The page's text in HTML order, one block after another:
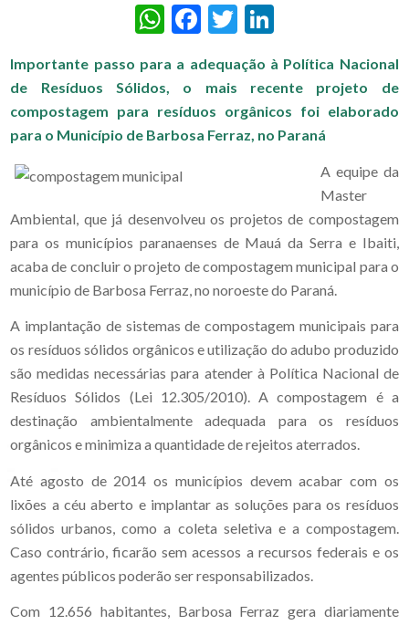
WhatsApp
Facebook
Twitter
Importante passo para a adequação à Política Nacional
de Resíduos Sólidos, o mais recente projeto de
compostagem para resíduos orgânicos foi elaborado
para o Município de Barbosa Ferraz, no Paraná
A equipe da
Master
Ambiental, que já desenvolveu os projetos de compostagem
para os municípios paranaenses de Mauá da Serra e Ibaiti,
acaba de concluir o projeto de compostagem municipal para o
município de Barbosa Ferraz, no noroeste do Paraná.
A implantação de sistemas de compostagem municipais para
os resíduos sólidos orgânicos e utilização do adubo produzido
são medidas necessárias para atender à Política Nacional de
Resíduos Sólidos (Lei 12.305/2010). A compostagem é a
destinação ambientalmente adequada para os resíduos
orgânicos e minimiza a quantidade de rejeitos aterrados.
Até agosto de 2014 os municípios devem acabar com os
lixões a céu aberto e implantar as soluções para os resíduos
sólidos urbanos, como a coleta seletiva e a compostagem.
Caso contrário, ficarão sem acessos a recursos federais e os
agentes públicos poderão ser responsabilizados.
Com 12.656 habitantes, Barbosa Ferraz gera diariamente